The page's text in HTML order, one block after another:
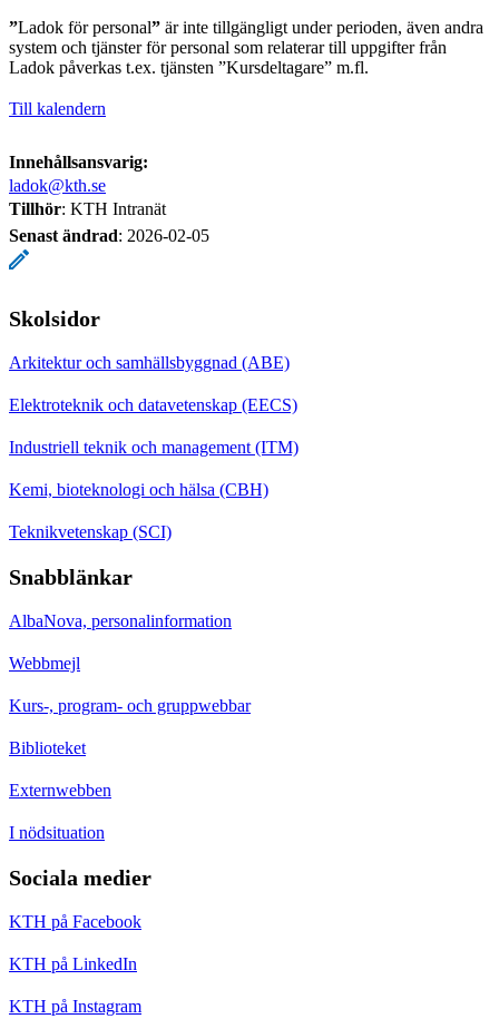
”Ladok för personal” är inte tillgängligt under perioden, även andra
system och tjänster för personal som relaterar till uppgifter från
Ladok påverkas t.ex. tjänsten ”Kursdeltagare” m.fl.
Till kalendern
Innehållsansvarig:
ladok@kth.se
Tillhör: KTH Intranät
Senast ändrad: 2026-02-05
Skolsidor
Arkitektur och samhällsbyggnad (ABE)
Elektroteknik och datavetenskap (EECS)
Industriell teknik och management (ITM)
Kemi, bioteknologi och hälsa (CBH)
Teknikvetenskap (SCI)
Snabblänkar
AlbaNova, personalinformation
Webbmejl
Kurs-, program- och gruppwebbar
Biblioteket
Externwebben
I nödsituation
Sociala medier
KTH på Facebook
KTH på LinkedIn
KTH på Instagram